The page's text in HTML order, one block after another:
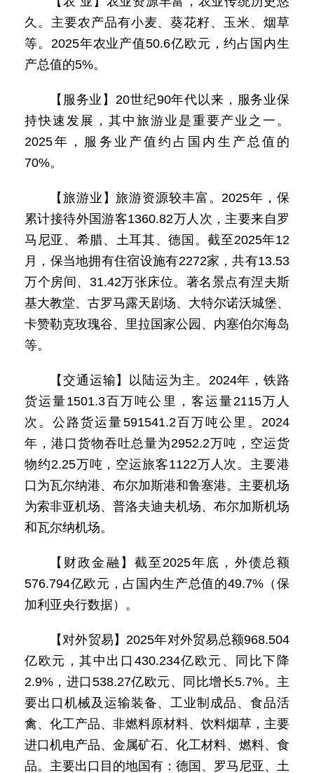
久。主要农产品有小麦、葵花籽、玉米、烟草
等。2025年农业产值50.6亿欧元，约占国内生
产总值的5%。
【服务业】20世纪90年代以来，服务业保
持快速发展，其中旅游业是重要产业之一。
2025年，服务业产值约占国内生产总值的
70%。
【旅游业】旅游资源较丰富。2025年，保
累计接待外国游客1360.82万人次，主要来自罗
马尼亚、希腊、土耳其、德国。截至2025年12
月，保当地拥有住宿设施有2272家，共有13.53
万个房间、31.42万张床位。著名景点有涅夫斯
基大教堂、古罗马露天剧场、大特尔诺沃城堡、
卡赞勒克玫瑰谷、里拉国家公园、内塞伯尔海岛
等。
【交通运输】以陆运为主。2024年，铁路
货运量1501.3百万吨公里，客运量2115万人
次。公路货运量591541.2百万吨公里。2024
年，港口货物吞吐总量为2952.2万吨，空运货
物约2.25万吨，空运旅客1122万人次。主要港
口为瓦尔纳港、布尔加斯港和鲁塞港。主要机场
为索非亚机场、普洛夫迪夫机场、布尔加斯机场
和瓦尔纳机场。
【财政金融】截至2025年底，外债总额
576.794亿欧元，占国内生产总值的49.7%（保
加利亚央行数据）。
【对外贸易】2025年对外贸易总额968.504
亿欧元，其中出口430.234亿欧元、同比下降
2.9%，进口538.27亿欧元、同比增长5.7%。主
要出口机械及运输装备、工业制成品、食品活
禽、化工产品、非燃料原材料、饮料烟草，主要
进口机电产品、金属矿石、化工材料、燃料、食
品。主要出口目的地国有：德国、罗马尼亚、土